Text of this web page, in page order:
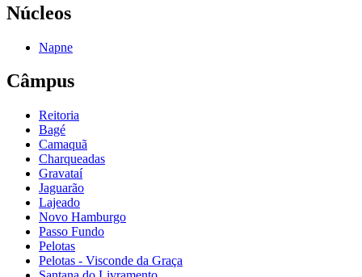
Núcleos
Napne
Câmpus
Reitoria
Bagé
Camaquã
Charqueadas
Gravataí
Jaguarão
Lajeado
Novo Hamburgo
Passo Fundo
Pelotas
Pelotas - Visconde da Graça